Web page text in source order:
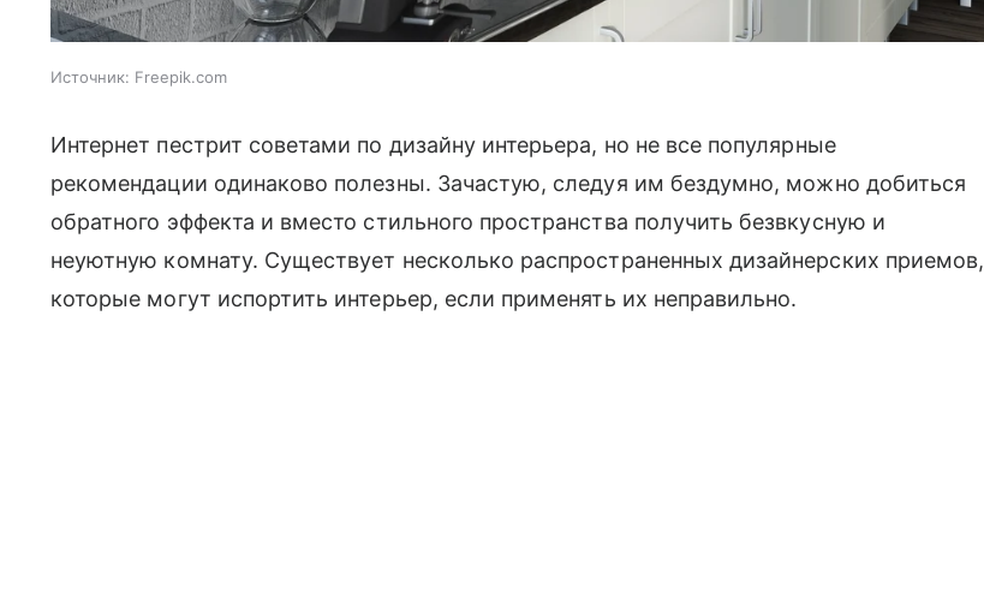
Источник: Freepik.com
Интернет пестрит советами по дизайну интерьера, но не все популярные
рекомендации одинаково полезны. Зачастую, следуя им бездумно, можно добиться
обратного эффекта и вместо стильного пространства получить безвкусную и
неуютную комнату. Существует несколько распространенных дизайнерских приемов,
которые могут испортить интерьер, если применять их неправильно.